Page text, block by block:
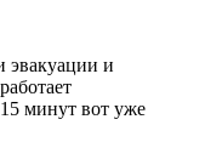
эвакуации и
минут вот уже